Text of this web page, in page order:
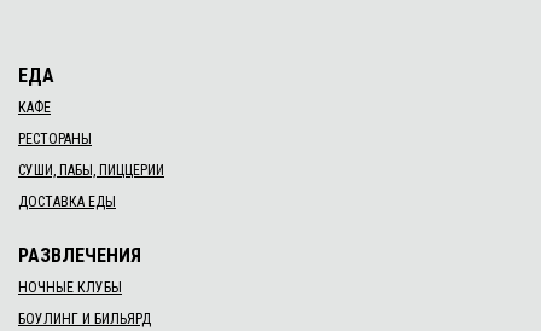
ЕДА
КАФЕ
РЕСТОРАНЫ
СУШИ, ПАБЫ, ПИЦЦЕРИИ
ДОСТАВКА ЕДЫ
РАЗВЛЕЧЕНИЯ
НОЧНЫЕ КЛУБЫ
БОУЛИНГ И БИЛЬЯРД